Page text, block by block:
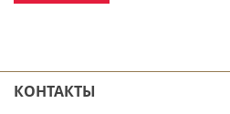
КОНТАКТЫ